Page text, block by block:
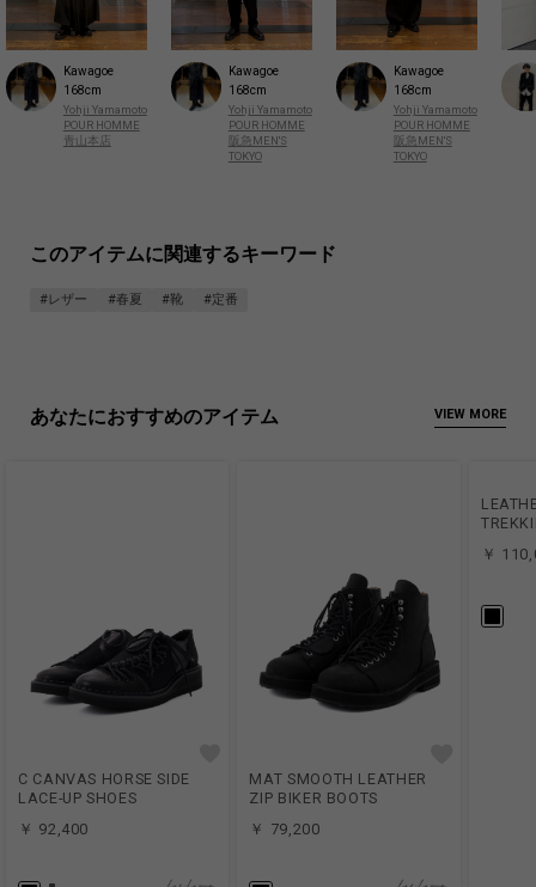
Kawagoe
168cm
Yohji Yamamoto
POUR HOMME
青山本店
Kawagoe
168cm
Yohji Yamamoto
POUR HOMME
阪急MEN'S
TOKYO
Kawagoe
168cm
Yohji Yamamoto
POUR HOMME
阪急MEN'S
TOKYO
このアイテムに関連するキーワード
#レザー #春夏 #靴 #定番
あなたにおすすめのアイテム VIEW MORE
C CANVAS HORSE SIDE
LACE-UP SHOES
￥ 92,400
MAT SMOOTH LEATHER
ZIP BIKER BOOTS
￥ 79,200
￥